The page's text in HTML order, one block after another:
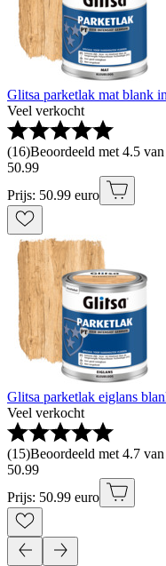
Glitsa parketlak mat blank
Veel verkocht
(16)Beoordeeld met 4.5
50.99
Prijs: 50.99 euro
Glitsa parketlak eiglans
Veel verkocht
(15)Beoordeeld met 4.7
50.99
Prijs: 50.99 euro